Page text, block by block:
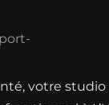
votre studio